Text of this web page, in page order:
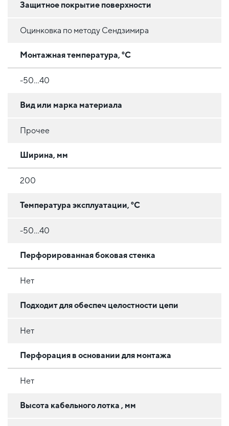
Защитное покрытие поверхности
Оцинковка по методу Сендзимира
Монтажная температура, °C
-50...40
Вид или марка материала
Прочее
Ширина, мм
200
Температура эксплуатации, °C
-50...40
Перфорированная боковая стенка
Нет
Подходит для обеспеч целостности цепи
Нет
Перфорация в основании для монтажа
Нет
Высота кабельного лотка , мм